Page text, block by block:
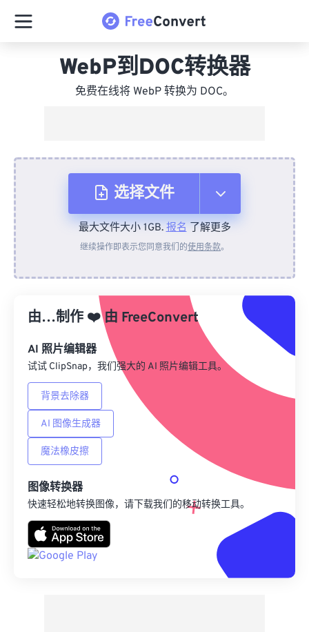
WebP到DOC转换器
免费在线将 WebP 转换为 DOC。
选择文件
从设备
来自 Google Drive
从 OneDrive
来自网址
最大文件大小 1GB.报名了解更多
继续操作即表示您同意我们的使用条款。
由…制作 ❤️由 FreeConvert
AI 照片编辑器
试试 ClipSnap，我们强大的 AI 照片编辑工具。
背景去除器
AI 图像生成器
魔法橡皮擦
图像转换器
快速轻松地转换图像，请下载我们的移动转换工具。